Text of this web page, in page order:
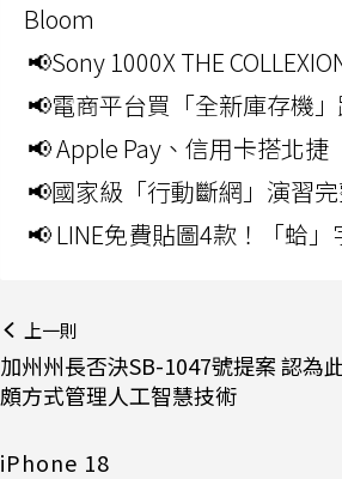
Bloom
📢Sony 1000X THE
📢電商平台買「全新庫存機
📢 Apple Pay、信用卡搭北
📢國家級「行動斷網」演習
📢 LINE免費貼圖4款！「蛤
上一則
加州州長否決SB-1047號提案 認為
頗方式管理人工智慧技術
iPhone 18